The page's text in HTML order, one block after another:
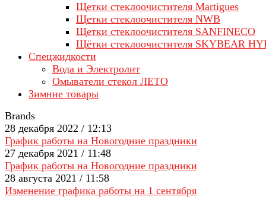
Щетки стеклоочистителя Martigues
Щетки стеклоочистителя NWB
Щетки стеклоочистителя SANFINECO
Щётки стеклоочистителя SKYBEAR
Спецжидкости
Вода и Электролит
Омыватели стекол ЛЕТО
Зимние товары
Brands
28 декабря 2022 / 12:13
График работы на Новогодние праздники
27 декабря 2021 / 11:48
График работы на Новогодние праздники
28 августа 2021 / 11:58
Изменение графика работы на 1 сентября